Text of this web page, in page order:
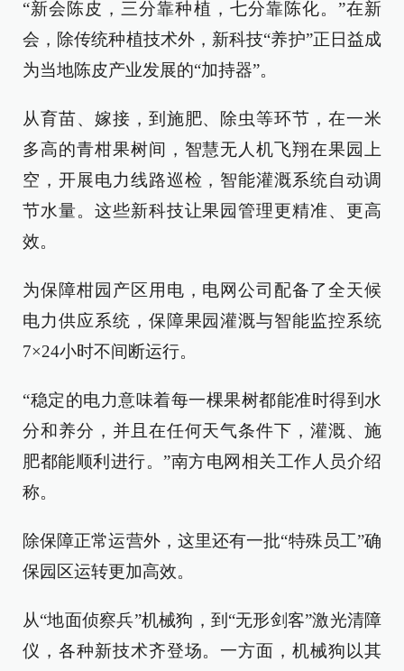
“新会陈皮，三分靠种植，七分靠陈化。”在新
会，除传统种植技术外，新科技“养护”正日益成
为当地陈皮产业发展的“加持器”。
从育苗、嫁接，到施肥、除虫等环节，在一米
多高的青柑果树间，智慧无人机飞翔在果园上
空，开展电力线路巡检，智能灌溉系统自动调
节水量。这些新科技让果园管理更精准、更高
效。
为保障柑园产区用电，电网公司配备了全天候
电力供应系统，保障果园灌溉与智能监控系统
7×24小时不间断运行。
“稳定的电力意味着每一棵果树都能准时得到水
分和养分，并且在任何天气条件下，灌溉、施
肥都能顺利进行。”南方电网相关工作人员介绍
称。
除保障正常运营外，这里还有一批“特殊员工”确
保园区运转更加高效。
从“地面侦察兵”机械狗，到“无形剑客”激光清障
仪，各种新技术齐登场。一方面，机械狗以其